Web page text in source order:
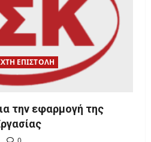
ΕΠΙΣΤΟΛΗ
την εφαρμογή της